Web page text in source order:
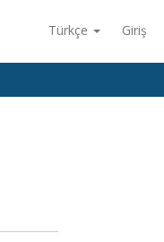
Türkçe Giriş